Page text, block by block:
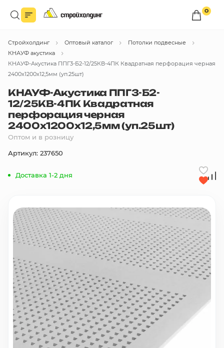
0
Войдите в личный кабинет
Вы сможете оформлять заказы
Войти
Каталог товаров
Быстрый заказ по списку
Все
Избранное
В корзину
10 000 ₽
Минимальный заказ
+7(495) 988-86-47
sales@stroyholding.ru
Max
Телеграм
Доставка
Оплата
Стройхолдинг Оптовый каталог
Потолки подвесные
КНАУФ акустика
КНАУФ-Акустика ППГ3-Б2-12/25КВ-4ПК Квадратная перфорация черная
2400х1200х12,5мм (уп.25шт)
КНАУФ-Акустика ППГ3-Б2-
12/25КВ-4ПК Квадратная
перфорация черная
2400х1200х12,5мм (уп.25шт)
Оптом и в розницу
Артикул: 237650
Доставка 1-2 дня